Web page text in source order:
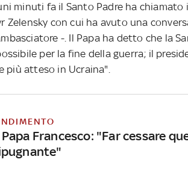
minuti fa il Santo Padre ha chiamato
Zelensky con cui ha avuto una
-. Il Papa ha detto che la
per la fine della guerra; il
più atteso in Ucraina".
Francesco: "Far cessare